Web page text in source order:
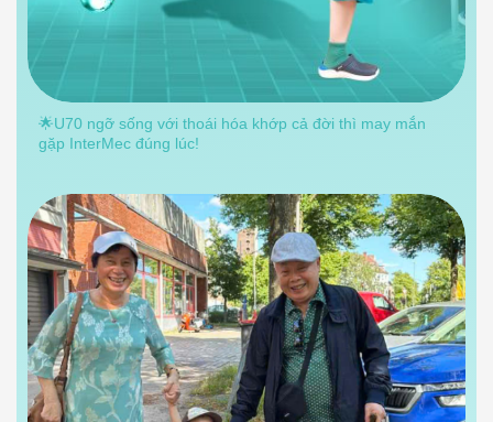
🌟U70 ngỡ sống với thoái hóa khớp cả đời thì may mắn
gặp InterMec đúng lúc!